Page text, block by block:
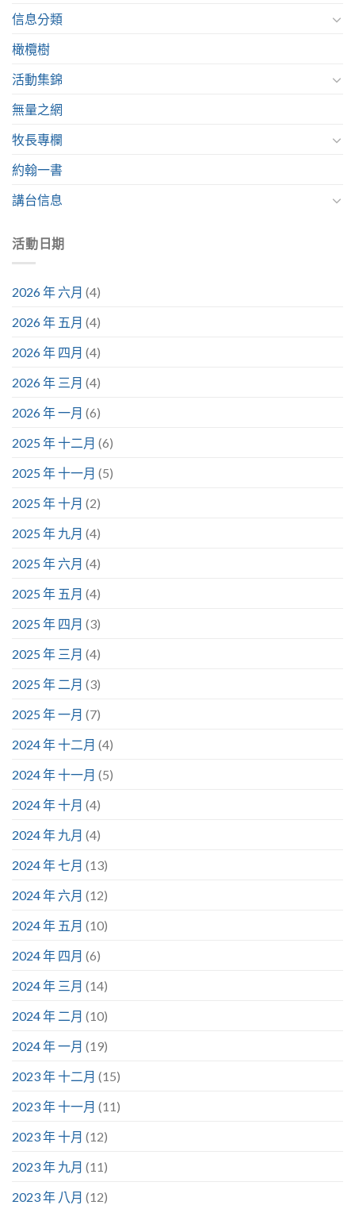
信息分類
橄欖樹
活動集錦
無量之網
牧長專欄
約翰一書
講台信息
活動日期
2026 年 六月 (4)
2026 年 五月 (4)
2026 年 四月 (4)
2026 年 三月 (4)
2026 年 一月 (6)
2025 年 十二月 (6)
2025 年 十一月 (5)
2025 年 十月 (2)
2025 年 九月 (4)
2025 年 六月 (4)
2025 年 五月 (4)
2025 年 四月 (3)
2025 年 三月 (4)
2025 年 二月 (3)
2025 年 一月 (7)
2024 年 十二月 (4)
2024 年 十一月 (5)
2024 年 十月 (4)
2024 年 九月 (4)
2024 年 七月 (13)
2024 年 六月 (12)
2024 年 五月 (10)
2024 年 四月 (6)
2024 年 三月 (14)
2024 年 二月 (10)
2024 年 一月 (19)
2023 年 十二月 (15)
2023 年 十一月 (11)
2023 年 十月 (12)
2023 年 九月 (11)
2023 年 八月 (12)